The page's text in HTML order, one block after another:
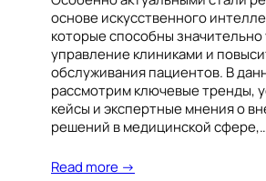
основе искусственного
которые способны
управление клиниками и
обслуживания пациентов. В
рассмотрим ключевые тренды,
кейсы и экспертные мнения о
решений в медицинской
Read more →